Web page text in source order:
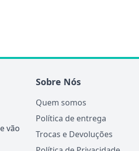
vão
Sobre Nós
Quem somos
Política de entrega
Trocas e Devoluções